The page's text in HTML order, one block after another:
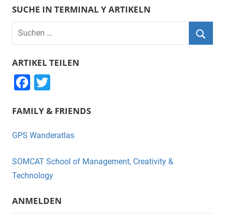
SUCHE IN TERMINAL Y ARTIKELN
Suchen
ARTIKEL TEILEN
F
c
e
o
o
k
tt
er
FAMILY & FRIENDS
GPS Wanderatlas
SOMCAT School of Management, Creativity &
Technology
ANMELDEN